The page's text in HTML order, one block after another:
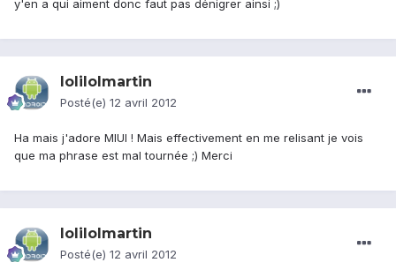
y'en a qui aiment donc faut pas dénigrer ainsi ;)
lolilolmartin
Posté(e) 12 avril 2012
Ha mais j'adore MIUI ! Mais effectivement en me relisant je vois
que ma phrase est mal tournée ;) Merci
lolilolmartin
Posté(e) 12 avril 2012